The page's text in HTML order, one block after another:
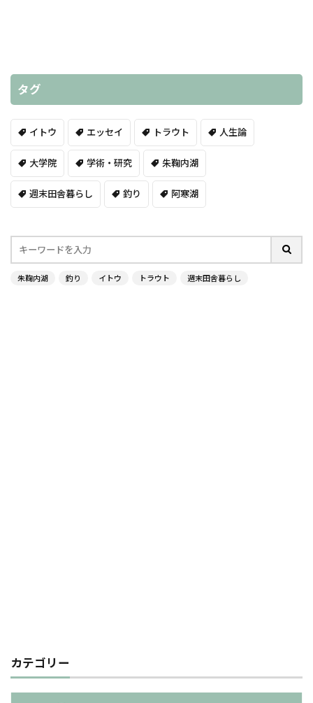
タグ
イトウ エッセイ トラウト 人生論
大学院 学術・研究 朱鞠内湖
週末田舎暮らし 釣り 阿寒湖
朱鞠内湖 釣り イトウ トラウト 週末田舎暮らし
カテゴリー